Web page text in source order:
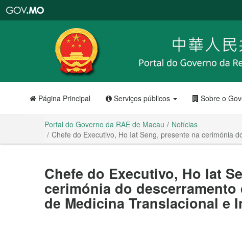
RAE
de
Macau
Página Principal Serviços públicos Sobre o
Portal do Governo da RAE de Macau
Notícias
Chefe do Executivo, Ho Iat Seng, presente na cerimónia
Chefe do Executivo, Ho Iat
cerimónia do
de Medicina Translacional e